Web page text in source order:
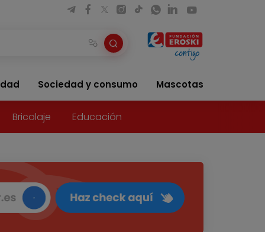
Sociedad y consumo Mascotas
Bricolaje Educación